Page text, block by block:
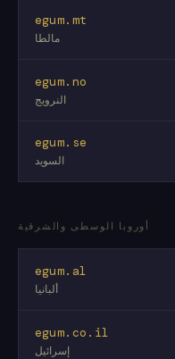
egum.mt
مالطا
egum.no
النرويج
egum.se
السويد
أوروبا الوسطى والشرقية
egum.al
ألبانيا
egum.co.il
إسرائيل